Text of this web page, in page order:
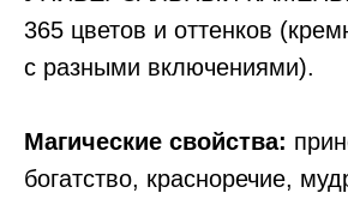
365 цветов и оттенков
с разными включениями).
Магические свойства:
богатство, красноречие,